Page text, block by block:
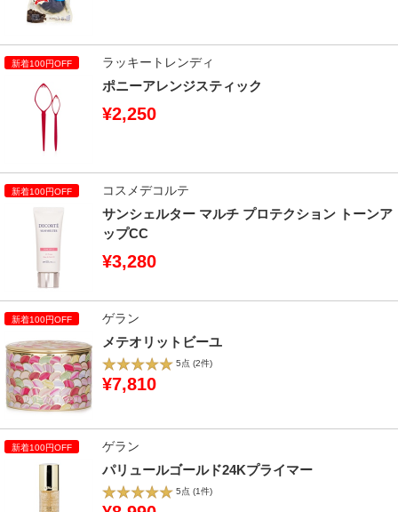
ラッキートレンディ
ポニーアレンジスティック
¥2,250
コスメデコルテ
サンシェルター マルチ プロテクション トーンア
ップCC
¥3,280
ゲラン
メテオリットビーユ
5点 (2件)
¥7,810
ゲラン
パリュールゴールド24Kプライマー
5点 (1件)